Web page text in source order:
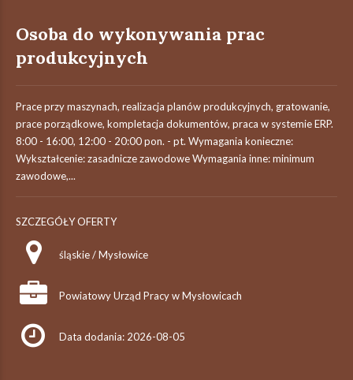
Osoba do wykonywania prac
produkcyjnych
Prace przy maszynach, realizacja planów produkcyjnych, gratowanie,
prace porządkowe, kompletacja dokumentów, praca w systemie ERP.
8:00 - 16:00, 12:00 - 20:00 pon. - pt. Wymagania konieczne:
Wykształcenie: zasadnicze zawodowe Wymagania inne: minimum
zawodowe,...
SZCZEGÓŁY OFERTY
śląskie / Mysłowice
Powiatowy Urząd Pracy w Mysłowicach
Data dodania: 2026-08-05